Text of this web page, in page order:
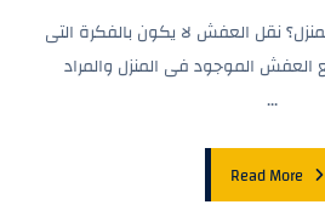
نقل العفش لا يكون بالفكرة التى
العفش الموجود فى المنزل والمراد
...
Read More